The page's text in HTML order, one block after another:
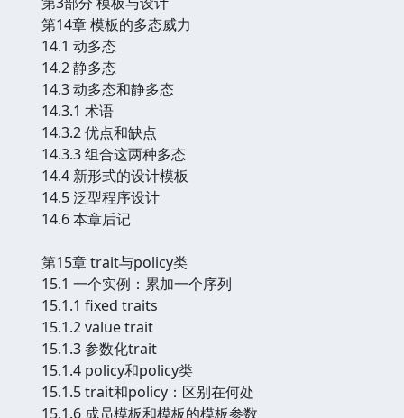
第14章 模板的多态威力
14.1 动多态
14.2 静多态
14.3 动多态和静多态
14.3.1 术语
14.3.2 优点和缺点
14.3.3 组合这两种多态
14.4 新形式的设计模板
14.5 泛型程序设计
14.6 本章后记
第15章 trait与policy类
15.1 一个实例：累加一个序列
15.1.1 fixed traits
15.1.2 value trait
15.1.3 参数化trait
15.1.4 policy和policy类
15.1.5 trait和policy：区别在何处
15.1.6 成员模板和模板的模板参数